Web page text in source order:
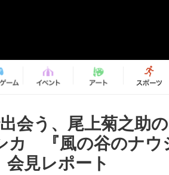
会う、尾上菊之助
カ 『風の谷のナウ
見レポート